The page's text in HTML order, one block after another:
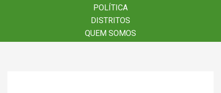
POLÍTICA
DISTRITOS
QUEM SOMOS
POLÍTICA
DISTRITOS
QUEM SOMOS